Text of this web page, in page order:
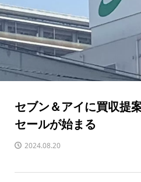
セブン＆アイに買収提
セールが始まる
2024.08.20